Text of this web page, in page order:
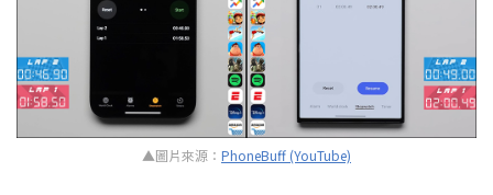
▲圖片來源： PhoneBuff (YouTube)